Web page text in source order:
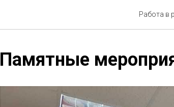
Работа в
Памятные